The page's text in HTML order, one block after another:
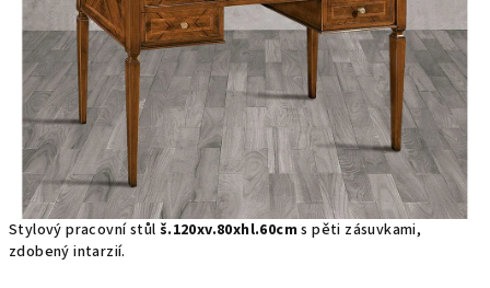
Stylový pracovní stůl š.120xv.80xhl.60cm s pěti zásuvkami,
zdobený intarzií.